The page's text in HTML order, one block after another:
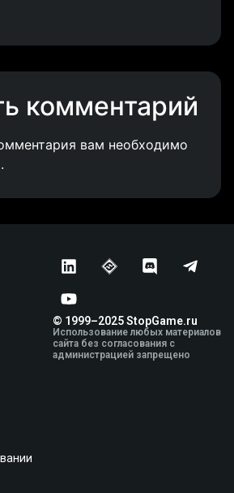
комментарий
вам необходимо
.
© 1999–2025 StopGame.ru
Использование любых материалов
сайта без согласования с
администрацией запрещено